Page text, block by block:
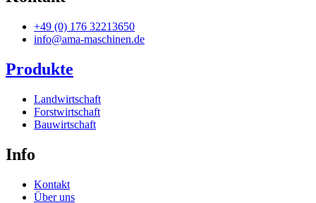
+49 (0) 176 32213650
info@ama-maschinen.de
Produkte
Landwirtschaft
Forstwirtschaft
Bauwirtschaft
Info
Kontakt
Über uns